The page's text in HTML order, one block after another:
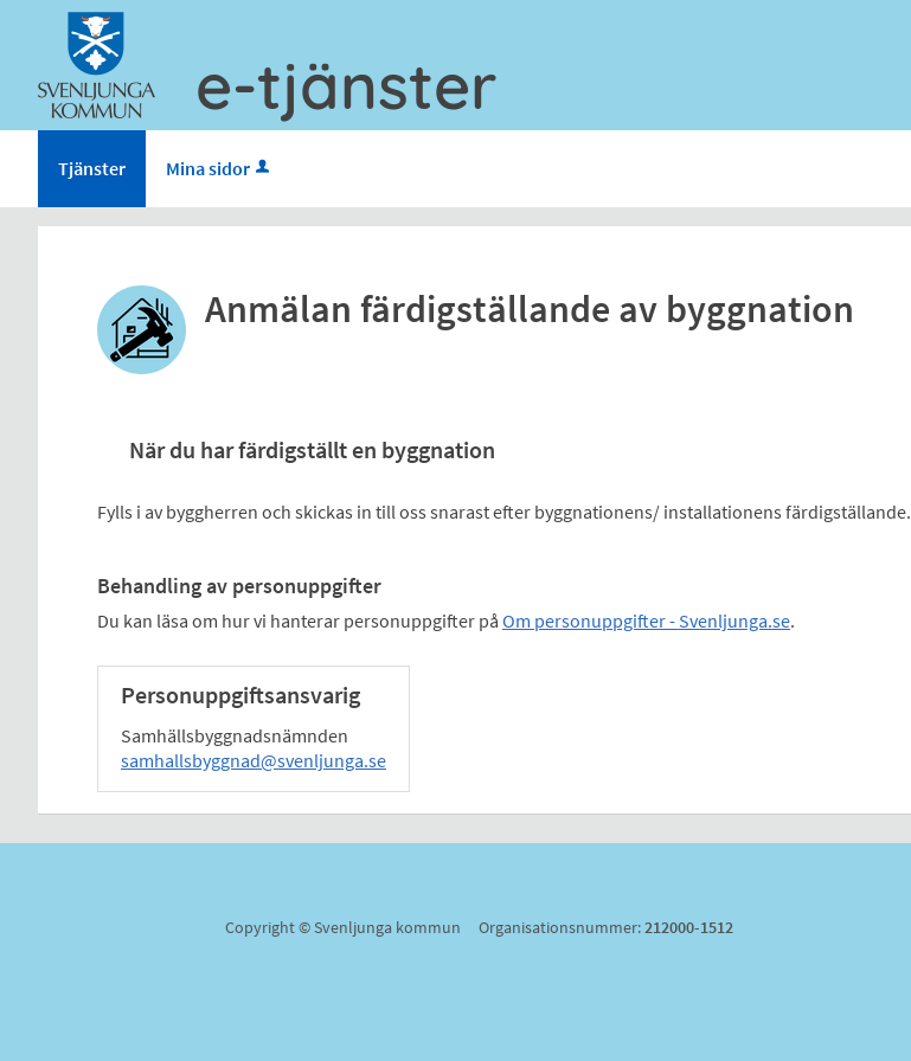
e-tjänster
Tjänster Mina sidor
Anmälan färdigställande av byggnation
När du har färdigställt en byggnation
Fylls i av byggherren och skickas in till oss snarast efter byggnationens/ installationens färdigställande.
Behandling av personuppgifter
Du kan läsa om hur vi hanterar personuppgifter på Om personuppgifter - Svenljunga.se.
Personuppgiftsansvarig
Samhällsbyggnadsnämnden
samhallsbyggnad@svenljunga.se
Copyright © Svenljunga kommun Organisationsnummer:212000-1512